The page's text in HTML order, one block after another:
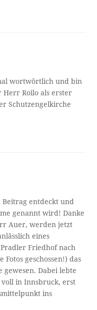
wortwörtlich und bin
Herr Roilo als erster
Schutzengelkirche
entdeckt und
genannt wird! Danke
Auer, werden jetzt
eines
Friedhof nach
geschossen!) das
Dabei lebte
in Innsbruck, erst
ins